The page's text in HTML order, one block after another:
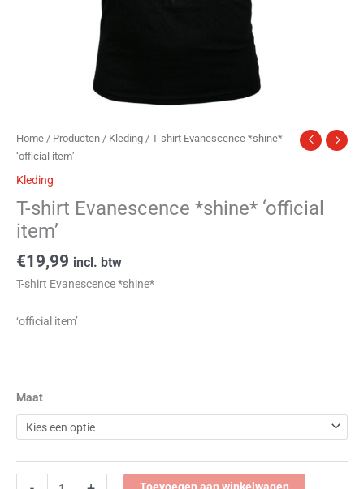
Home / Producten / Kleding / T-shirt Evanescence *shine*
‘official item’
Kleding
T-shirt Evanescence *shine* ‘official
item’
€19,99 incl. btw
T-shirt Evanescence *shine*
‘official item’
Maat
Toevoegen aan winkelwagen